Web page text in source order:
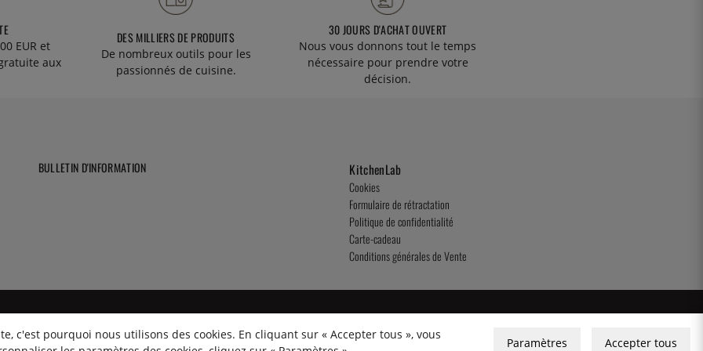
EUR et
aux
DES MILLIERS DE PRODUITS
De nombreux outils pour les
passionnés de cuisine.
30 JOURS D'ACHAT OUVERT
Nous vous donnons tout le temps
nécessaire pour prendre votre
décision.
BULLETIN D'INFORMATION KitchenLab
Cookies
Formulaire de rétractation
Politique de confidentialité
Carte-cadeau
Conditions générales de Vente
c'est pourquoi nous utilisons des cookies. En cliquant sur « Accepter tous », vous
Paramètres Accepter tous